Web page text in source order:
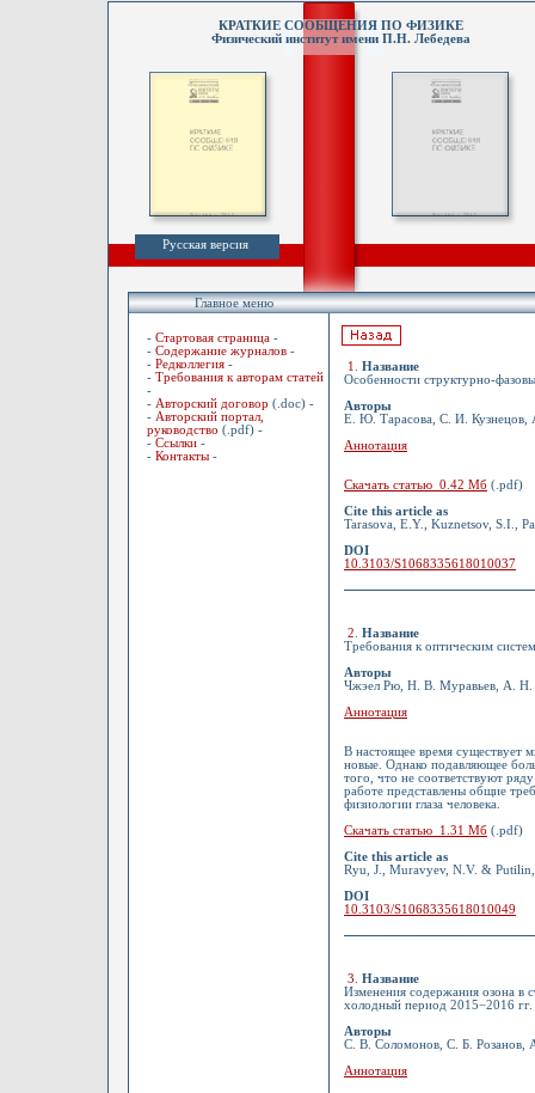
КРАТКИЕ СООБЩЕНИЯ ПО ФИЗИКЕ
Физический институт имени П.Н. Лебедева
Русская версия
Главное меню
- Стартовая страница -
- Содержание журналов -
- Редколлегия -
- Требования к авторам статей
-
- Авторский договор (.doc) -
- Авторский портал,
руководство (.pdf) -
- Ссылки -
- Контакты -
1
Название
Особенности структурно-
Авторы
Е. Ю. Тарасова, С. И.
Аннотация
Скачать статью 0.42 Мб (.pdf)
Cite this article as
Tarasova, E.Y., Kuznetsov, S.I.,
DOI
10.3103/S1068335618010037
2
Название
Требования к оптическим
Авторы
Чжэел Рю, Н. В. Муравьев, А. Н.
Аннотация
В настоящее время существует
новые. Однако подавляющее
того, что не соответствуют
работе представлены общие
физиологии глаза человека.
Скачать статью 1.31 Мб (.pdf)
Cite this article as
Ryu, J., Muravyev, N.V. &
DOI
10.3103/S1068335618010049
3
Название
Изменения содержания озона в
холодный период 2015−2016 гг.
Авторы
С. В. Соломонов, С. Б. Розанов,
Аннотация